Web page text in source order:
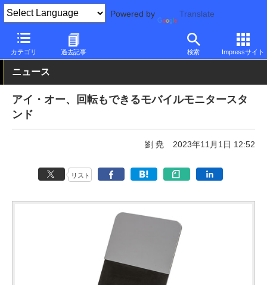
Powered by Translate
カテゴリ 過去記事 検索 Impressサイト
PC Watch 半導体/周辺機器 その他
ニュース
アイ・オー、回転もできるモバイルモニタースタ
ンド
劉 尭 2023年11月1日 12:52
リスト